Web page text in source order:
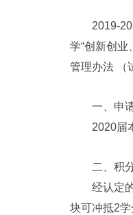
2019-2020
学“创新创业
管理办法 （
一、申请
2020届
二、积分
经认定的
块可冲抵2